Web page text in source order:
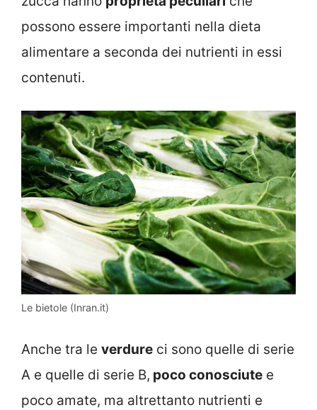
possono essere importanti nella dieta
alimentare a seconda dei nutrienti in essi
contenuti.
Le bietole (Inran.it)
Anche tra le verdure ci sono quelle di serie
A e quelle di serie B, poco conosciute e
poco amate, ma altrettanto nutrienti e